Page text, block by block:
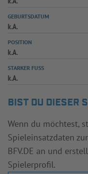
GEBURTSDATUM
k.A.
POSITION
k.A.
STARKER FUSS
k.A.
BIST DU DIESER
Wenn du möchtest,
Spieleinsatzdaten
BFV.DE an und
Spielerprofil.